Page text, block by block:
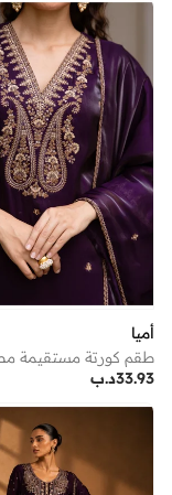
أميا
د.ب33.93